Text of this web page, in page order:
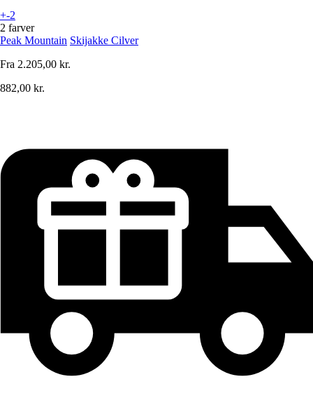
+-2
2 farver
Peak Mountain Skijakke Cilver
Fra 2.205,00 kr.
882,00 kr.